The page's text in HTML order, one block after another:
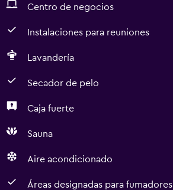
Centro de negocios
Instalaciones para reuniones
Lavandería
Secador de pelo
Caja fuerte
Sauna
Aire acondicionado
Áreas designadas para fumadores